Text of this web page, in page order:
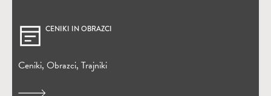
CENIKI IN OBRAZCI
Ceniki, Obrazci, Trajniki